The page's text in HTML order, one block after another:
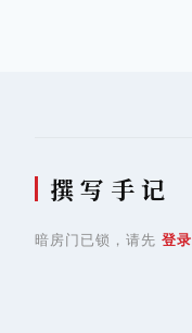
撰 写 手 记
暗房门已锁，请先 登录